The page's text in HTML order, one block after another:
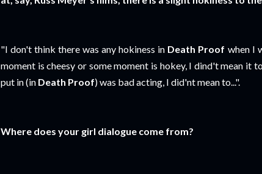
"I don't think there was any hokiness in Death Proof when I
moment is cheesy or some moment is hokey, I dind't mean it
put in (in Death Proof) was bad acting, I did'nt mean to...".
Where does your girl dialogue come from?